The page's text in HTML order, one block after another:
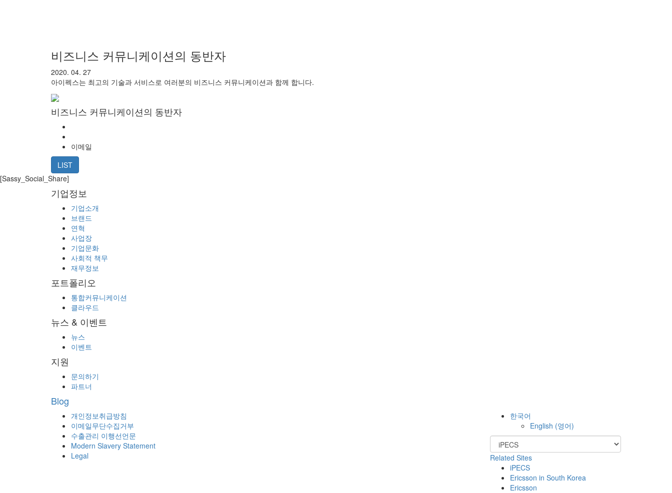
비즈니스 커뮤니케이션의 동반자
2020. 04. 27
아이펙스는 최고의 기술과 서비스로 여러분의 비즈니스 커뮤니케이션과 함께 합니다.
비즈니스 커뮤니케이션의 동반자
이메일
LIST
[Sassy_Social_Share]
기업정보
기업소개
브랜드
연혁
사업장
기업문화
사회적 책무
재무정보
포트폴리오
통합커뮤니케이션
클라우드
뉴스 & 이벤트
뉴스
이벤트
지원
문의하기
파트너
Blog
개인정보취급방침
이메일무단수집거부
수출관리 이행선언문
Modern Slavery Statement
Legal
한국어
English (영어)
Related Sites
iPECS
Ericsson in South Korea
Ericsson